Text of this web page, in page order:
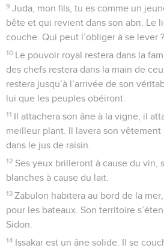
9 Juda, mon fils, tu es comme un
bête et qui revient dans son abri. Le
couche. Qui peut l’obliger à se lever ?
10 Le pouvoir royal restera dans la
des chefs restera dans la main de
restera jusqu’à l’arrivée de son
lui que les peuples obéiront.
11 Il attachera son âne à la vigne, il
meilleur plant. Il lavera son vêtement
dans le jus de raisin.
12 Ses yeux brilleront à cause du vin,
blanches à cause du lait.
13 Zabulon habitera au bord de la
pour les bateaux. Son territoire
Sidon.
14 Issakar est un âne solide. Il se